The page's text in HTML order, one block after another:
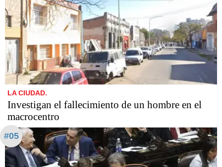
LA CIUDAD.
Investigan el fallecimiento de un hombre en el
macrocentro
#05